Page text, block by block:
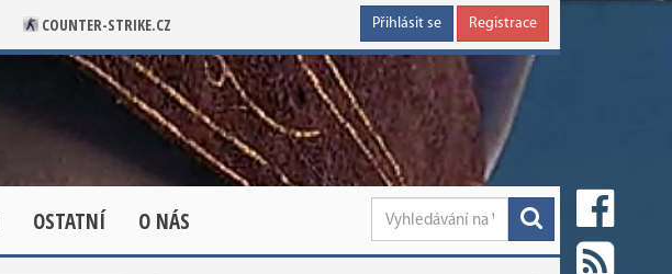
COUNTER-STRIKE.CZ Přihlásit se Registrace
OSTATNÍ O NÁS